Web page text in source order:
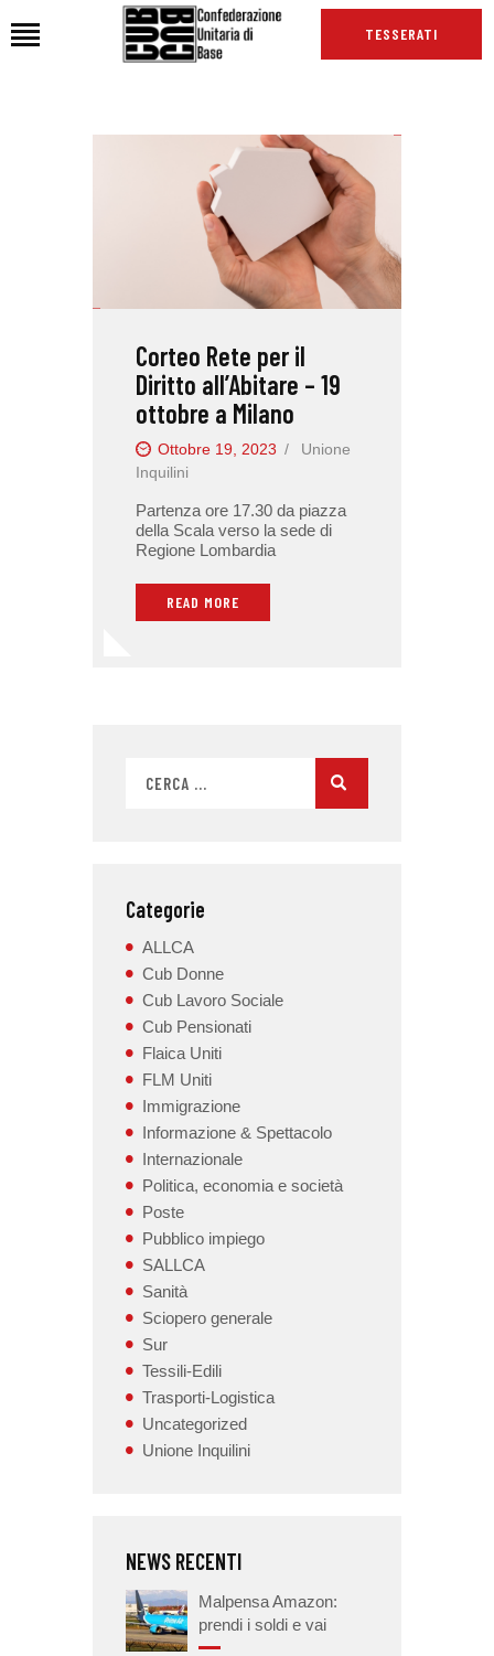
TESSERATI
INTERNAZIONALE
RASSEGNA STAMPA
Corteo Rete per il
Diritto all’Abitare – 19
ottobre a Milano
Ottobre 19, 2023
Unione
Inquilini
Partenza ore 17.30 da piazza
della Scala verso la sede di
Regione Lombardia
READ MORE
Categorie
ALLCA
Cub Donne
Cub Lavoro Sociale
Cub Pensionati
Flaica Uniti
FLM Uniti
Immigrazione
Informazione & Spettacolo
Internazionale
Politica, economia e società
Poste
Pubblico impiego
SALLCA
Sanità
Sciopero generale
Sur
Tessili-Edili
Trasporti-Logistica
Uncategorized
Unione Inquilini
NEWS RECENTI
Malpensa Amazon:
prendi i soldi e vai